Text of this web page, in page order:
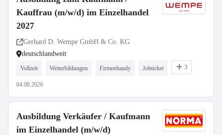
Kauffrau (m/w/d) im Einzelhandel
2027
Gerhard D. Wempe GmbH & Co. KG
deutschlandweit
Vollzeit Weiterbildungen Firmenhandy Jobticket 3
04.08.2026
Ausbildung Verkäufer / Kaufmann
im Einzelhandel (m/w/d)